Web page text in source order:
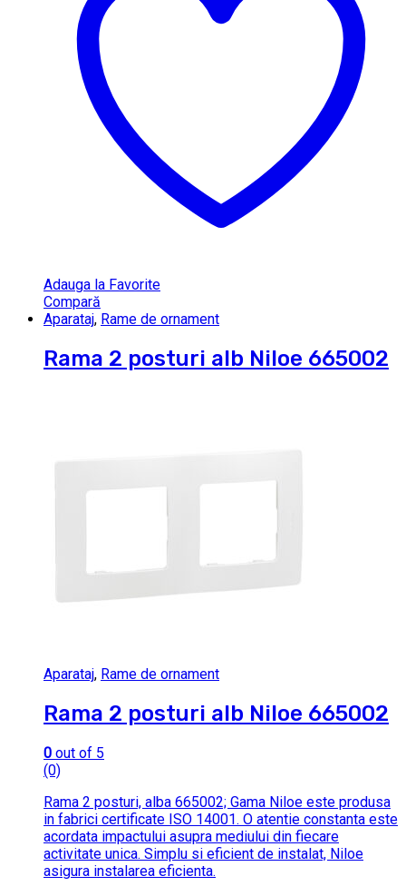
Adauga la Favorite
Compară
Aparataj, Rame de ornament
Rama 2 posturi alb Niloe 665002
Aparataj, Rame de ornament
Rama 2 posturi alb Niloe 665002
0 out of 5
(0)
Rama 2 posturi, alba 665002; Gama Niloe este produsa
in fabrici certificate ISO 14001. O atentie constanta este
acordata impactului asupra mediului din fiecare
activitate unica. Simplu si eficient de instalat, Niloe
asigura instalarea eficienta.